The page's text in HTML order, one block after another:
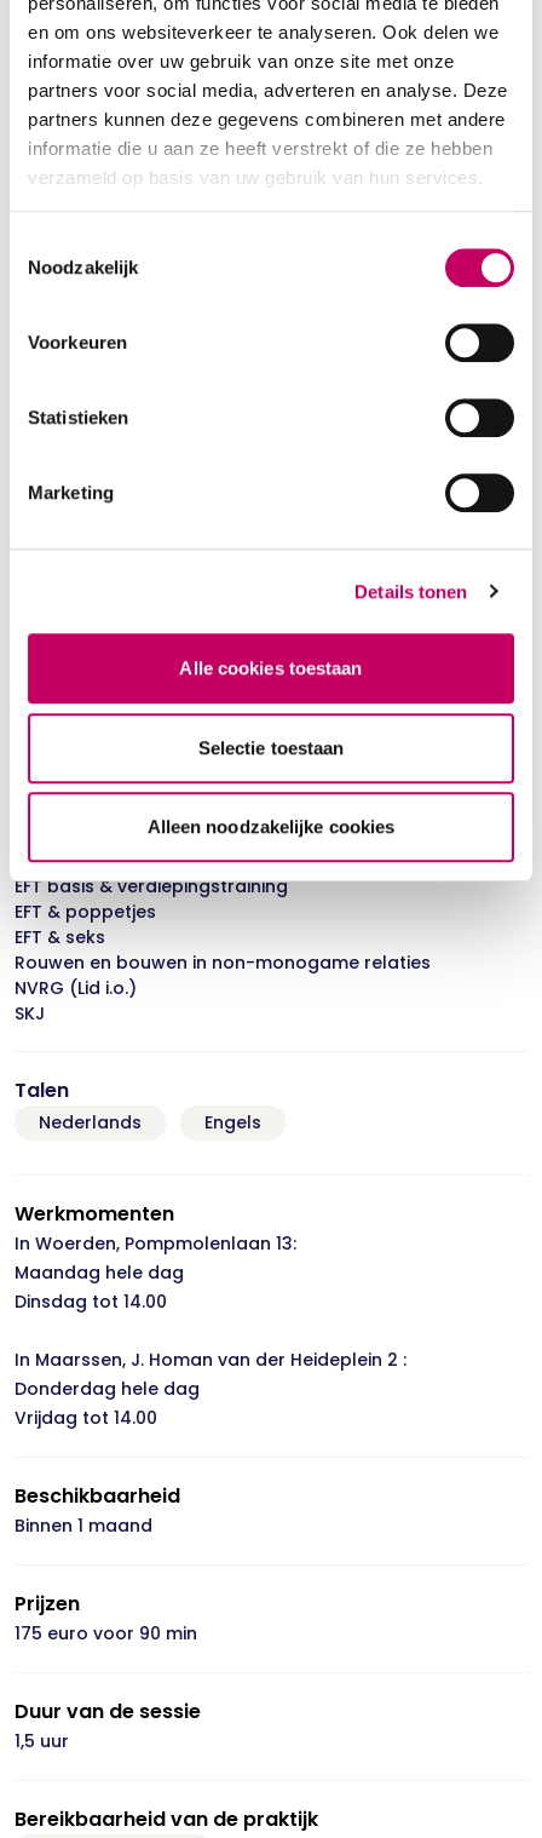
en om ons websiteverkeer te analyseren. Ook delen we
informatie over uw gebruik van onze site met onze
partners voor social media, adverteren en analyse. Deze
partners kunnen deze gegevens combineren met andere
informatie die u aan ze heeft verstrekt of die ze hebben
verzameld op basis van uw gebruik van hun services.
Noodzakelijk
Voorkeuren
Statistieken
Marketing
Details tonen
Alle cookies toestaan
Selectie toestaan
Alleen noodzakelijke cookies
Op maandag & dinsdag werkzaam in Woerden,
Pompmolenlaan 13
Op donderdag & vrijdag werkzaam in Maarssen, J. Homan
van der Heideplein 2
Heb je vragen of wil je weten of ik je kan helpen? Je kunt
Jong volwassen
Soort therapie
Ervaring *
Opleidingen & trainingen
Systeemtherapie lid in opleiding
EFT basis & verdiepingstraining
EFT & poppetjes
EFT & seks
Rouwen en bouwen in non-monogame relaties
NVRG (Lid i.o.)
SKJ
Talen
Nederlands Engels
Werkmomenten
In Woerden, Pompmolenlaan 13:
Maandag hele dag
Dinsdag tot 14.00
In Maarssen, J. Homan van der Heideplein 2 :
Donderdag hele dag
Vrijdag tot 14.00
Beschikbaarheid
Binnen 1 maand
Prijzen
175 euro voor 90 min
Duur van de sessie
1,5 uur
Bereikbaarheid van de praktijk